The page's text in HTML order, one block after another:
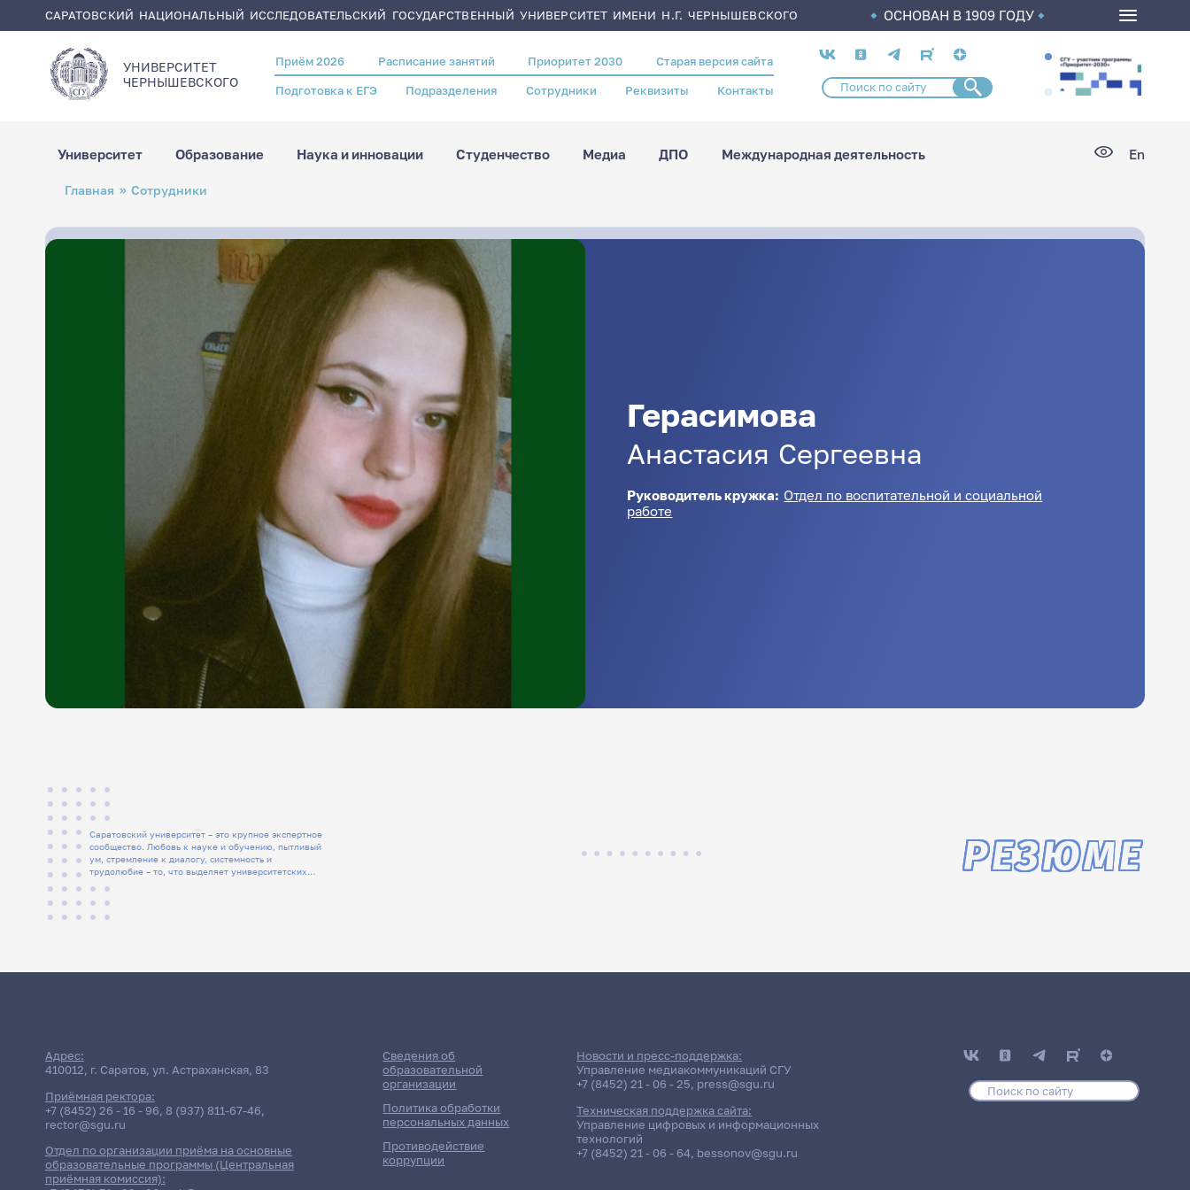
САРАТОВСКИЙ НАЦИОНАЛЬНЫЙ ИССЛЕДОВАТЕЛЬСКИЙ ГОСУДАРСТВЕННЫЙ УНИВЕРСИТЕТ ИМЕНИ Н.Г. ЧЕРНЫШЕВСКОГО ОСНОВАН В 1909 ГОДУ
УНИВЕРСИТЕТ
ЧЕРНЫШЕВСКОГO
Header
menu
Приём 2026 Расписание занятий Приоритет 2030 Старая версия сайта
Подготовка к ЕГЭ Подразделения Сотрудники Реквизиты Контакты
Социальные
сети
Университет Образование Наука и инновации Студенчество Медиа ДПО Международная деятельность En
Строка
навигации
Главная Сотрудники
Герасимова
Анастасия Сергеевна
Руководитель кружка: Отдел по воспитательной и социальной
работе
Саратовский университет – это крупное экспертное
сообщество. Любовь к науке и обучению, пытливый
ум, стремление к диалогу, системность и
трудолюбие – то, что выделяет университетских
РЕЗЮМЕ
Адрес:
410012, г. Саратов, ул. Астраханская, 83
Приёмная ректора:
+7 (8452) 26 - 16 - 96, 8 (937) 811-67-46,
rector@sgu.ru
Отдел по организации приёма на основные
образовательные программы (Центральная
приёмная комиссия):
Сведения об
образовательной
организации
Политика обработки
персональных данных
Противодействие
коррупции
Новости и пресс-поддержка:
Управление медиакоммуникаций СГУ
+7 (8452) 21 - 06 - 25, press@sgu.ru
Техническая поддержка сайта:
Управление цифровых и информационных
технологий
+7 (8452) 21 - 06 - 64, bessonov@sgu.ru